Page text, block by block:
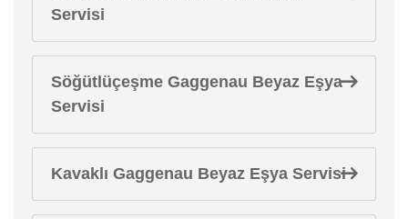
Servisi
Söğütlüçeşme Gaggenau Beyaz Eşya
Servisi
Kavaklı Gaggenau Beyaz Eşya Servisi